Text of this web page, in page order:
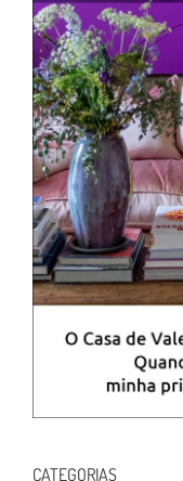
CATEGORIAS